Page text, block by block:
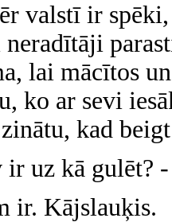
valstī ir
lai mācītos
ko ar sevi
kad
ir uz kā gulēt?
ir. Kājslauķis.